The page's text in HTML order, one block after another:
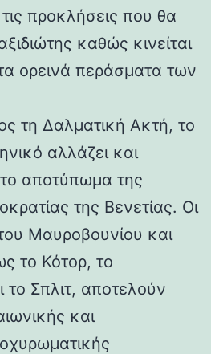
προκλήσεις που θα
καθώς κινείται
ορεινά περάσματα των
τη Δαλματική Ακτή, το
αλλάζει και
το αποτύπωμα της
της Βενετίας. Οι
Μαυροβουνίου και
το Κότορ, το
το Σπλιτ, αποτελούν
και